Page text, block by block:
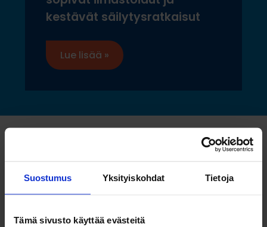
Suostumus Yksityiskohdat Tietoja
Tämä sivusto käyttää evästeitä
kestävät säilytysratkaisut
Lue lisää »
Katso myös nämä